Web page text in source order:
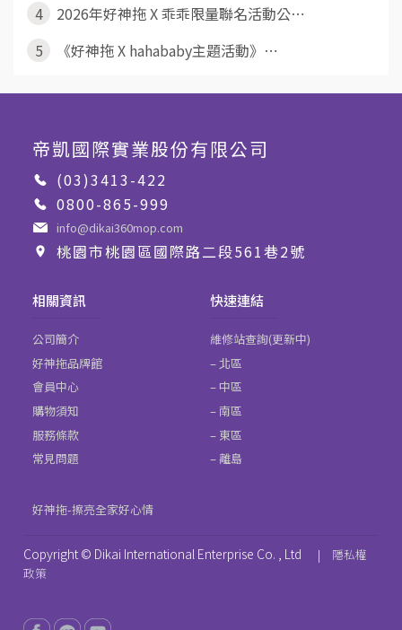
4
2026年好神拖 X 乖乖限量聯名活動公⋯
5
《好神拖 X hahababy主題活動》⋯
帝凱國際實業股份有限公司
(03)3413-422
0800-865-999
info@dikai360mop.com
桃園市桃園區國際路二段561巷2號
相關資訊
公司簡介
好神拖品牌館
會員中心
購物須知
服務條款
常見問題
快速連結
維修站查詢(更新中)
– 北區
– 中區
– 南區
– 東區
– 離島
好神拖-擦亮全家好心情
Copyright © Dikai International Enterprise Co. , Ltd |
隱私權
政策